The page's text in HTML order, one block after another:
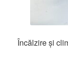
Încălzire și